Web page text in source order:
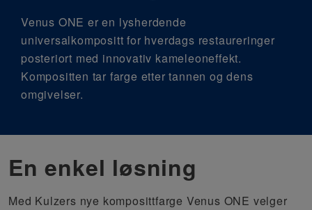
Venus ONE er en lysherdende
universalkompositt for hverdags restaureringer
posteriort med innovativ kameleoneffekt.
Kompositten tar farge etter tannen og dens
omgivelser.
En enkel løsning
Med Kulzers nye komposittfarge Venus ONE velger